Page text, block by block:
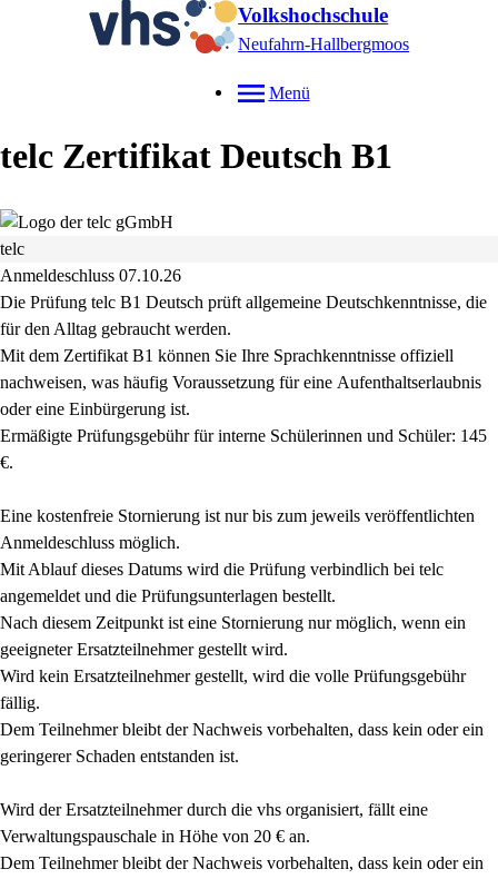
Volkshochschule
Neufahrn-Hallbergmoos
Menü
telc Zertifikat Deutsch B1
telc
Anmeldeschluss 07.10.26
Die Prüfung telc B1 Deutsch prüft allgemeine Deutschkenntnisse, die
für den Alltag gebraucht werden.
Mit dem Zertifikat B1 können Sie Ihre Sprachkenntnisse offiziell
nachweisen, was häufig Voraussetzung für eine Aufenthaltserlaubnis
oder eine Einbürgerung ist.
Ermäßigte Prüfungsgebühr für interne Schülerinnen und Schüler: 145
€.
Eine kostenfreie Stornierung ist nur bis zum jeweils veröffentlichten
Anmeldeschluss möglich.
Mit Ablauf dieses Datums wird die Prüfung verbindlich bei telc
angemeldet und die Prüfungsunterlagen bestellt.
Nach diesem Zeitpunkt ist eine Stornierung nur möglich, wenn ein
geeigneter Ersatzteilnehmer gestellt wird.
Wird kein Ersatzteilnehmer gestellt, wird die volle Prüfungsgebühr
fällig.
Dem Teilnehmer bleibt der Nachweis vorbehalten, dass kein oder ein
geringerer Schaden entstanden ist.
Wird der Ersatzteilnehmer durch die vhs organisiert, fällt eine
Verwaltungspauschale in Höhe von 20 € an.
Dem Teilnehmer bleibt der Nachweis vorbehalten, dass kein oder ein